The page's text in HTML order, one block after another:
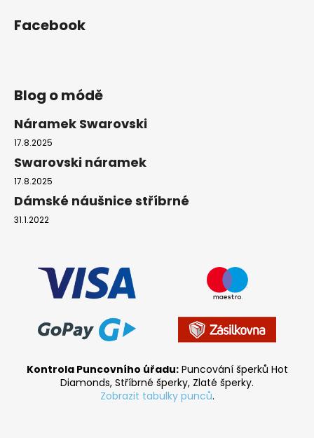
Facebook
Blog o módě
Náramek Swarovski
17.8.2025
Swarovski náramek
17.8.2025
Dámské náušnice stříbrné
31.1.2022
Kontrola Puncovního úřadu:Puncování šperků Hot
Diamonds, Stříbrné šperky, Zlaté šperky.
Zobrazit tabulky punců.